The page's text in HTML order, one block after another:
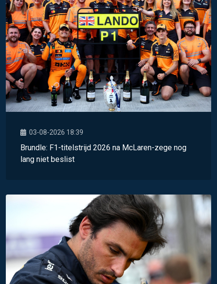
03-08-2026 18:39
Brundle: F1-titelstrijd 2026 na McLaren-zege nog
lang niet beslist